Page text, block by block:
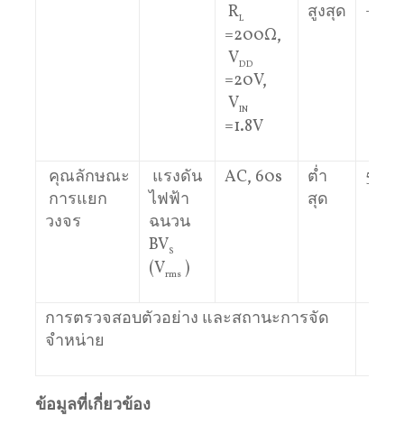
RL
=200Ω,
VDD
=20V,
VIN
=1.8V
สูงสุด –
คุณลักษณะ
การแยก
วงจร
แรงดัน
ไฟฟ้า
ฉนวน
BVS
(Vrms )
AC, 60s
ต่ำ
สุด
500
การตรวจสอบตัวอย่าง และสถานะการจัด
จำหน่าย
ข้อมูลที่เกี่ยวข้อง